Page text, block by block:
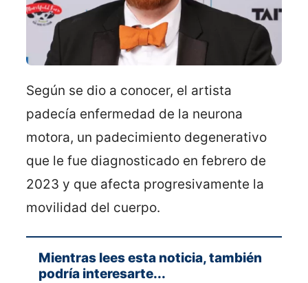
Según se dio a conocer, el artista
padecía enfermedad de la neurona
motora, un padecimiento degenerativo
que le fue diagnosticado en febrero de
2023 y que afecta progresivamente la
movilidad del cuerpo.
Mientras lees esta noticia, también
podría interesarte...